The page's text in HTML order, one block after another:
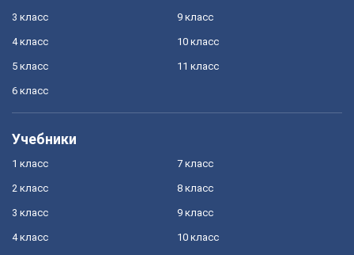
3 класс
4 класс
5 класс
6 класс
9 класс
10 класс
11 класс
Учебники
1 класс
2 класс
3 класс
4 класс
7 класс
8 класс
9 класс
10 класс